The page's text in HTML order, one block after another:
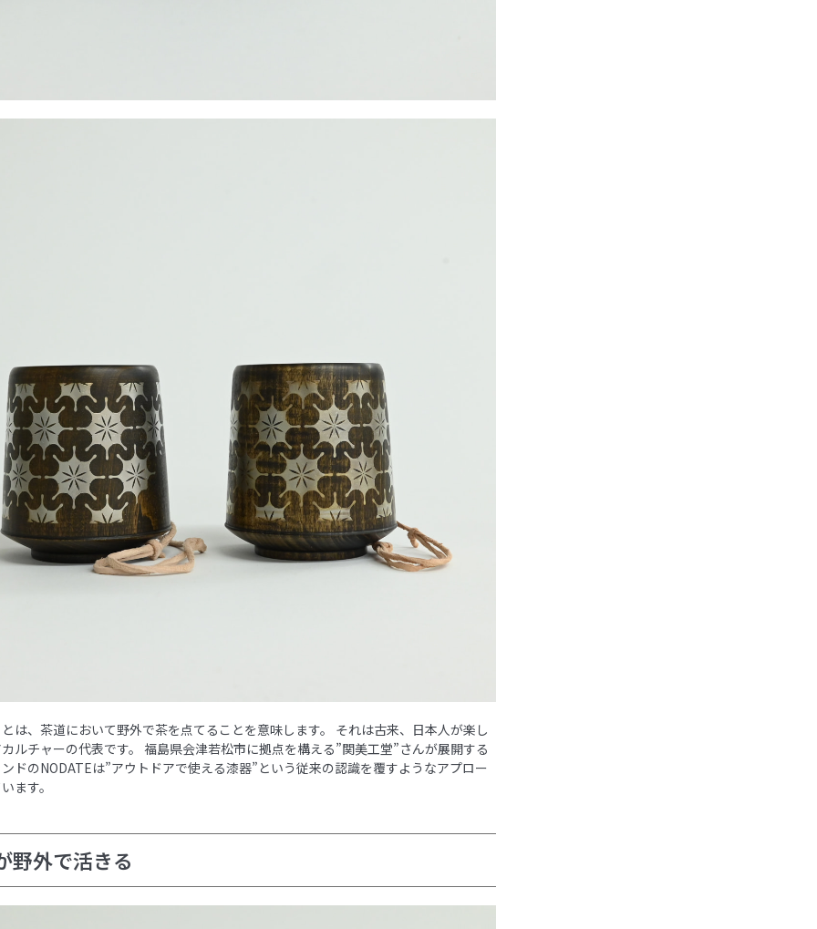
は、茶道において野外で茶を点てることを意味します。 それは古来、日本人が楽し
ルチャーの代表です。 福島県会津若松市に拠点を構える”関美工堂”さんが展開する
ドのNODATEは”アウトドアで使える漆器”という従来の認識を覆すようなアプロー
ます。
野外で活きる